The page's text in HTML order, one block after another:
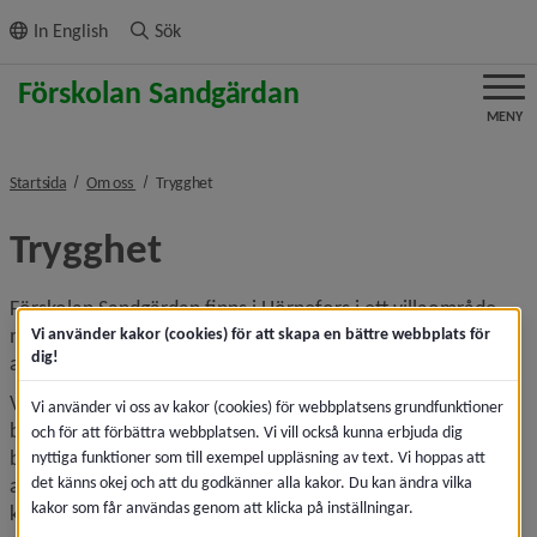
innehållet
In English Sök
MENY
Startsida Om oss nivå i brödsmulenavigeringen
Trygghetnivå i brödsmulenavigeringen
Trygghet
Förskolan Sandgärdan finns i Hörnefors i ett villaområde
med skogen som granne. På vår förskola har vi två
avdelningar, en för de yngre barnen och en för de äldre.
Vi personal anser att trygghet är viktigt och arbetar för att
barnen ska känna sig trygga och trivas på förskolan. Alla
barn i åldrarna 2–5 år har livsviktigt eller hjärtestund, då
arbetar vi bl.a. med samspelsregler, känslor,
kommunikation, kompis­regler, massage och
Vi använder kakor (cookies) för att skapa en bättre webbplats för
dig!
Vi använder vi oss av kakor (cookies) för webbplatsens grundfunktioner
och för att förbättra webbplatsen. Vi vill också kunna erbjuda dig
nyttiga funktioner som till exempel uppläsning av text. Vi hoppas att
det känns okej och att du godkänner alla kakor. Du kan ändra vilka
kakor som får användas genom att klicka på inställningar.